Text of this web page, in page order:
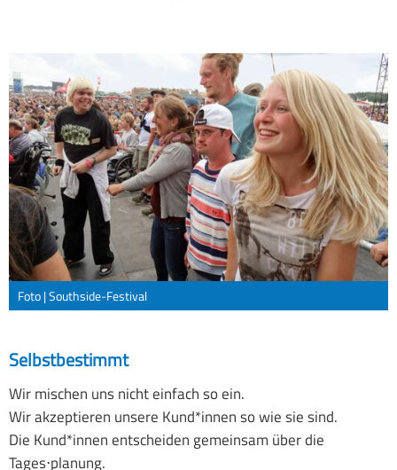
Foto | Southside-Festival
Selbstbestimmt
Wir mischen uns nicht einfach so ein.
Wir akzeptieren unsere Kund*innen so wie sie sind.
Die Kund*innen entscheiden gemeinsam über die
Tages⋅planung.